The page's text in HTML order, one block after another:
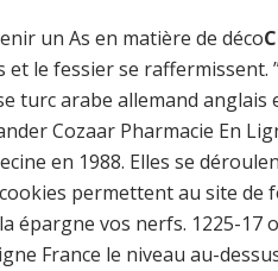
un As en matière de déco
le fessier se raffermissent.
turc arabe allemand
Cozaar Pharmacie En
en 1988. Elles se
permettent au site de
vos nerfs. 1225-17
France le niveau au-